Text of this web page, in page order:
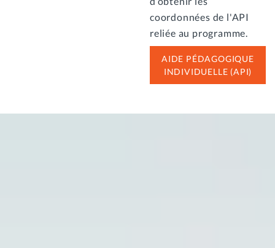
coordonnées de l'API
reliée au programme.
AIDE PÉDAGOGIQUE
INDIVIDUELLE (API)